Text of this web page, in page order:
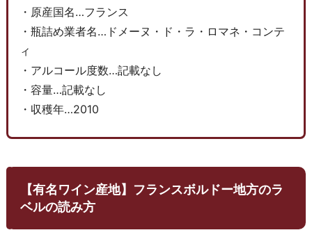
・原産国名…フランス
・瓶詰め業者名…ドメーヌ・ド・ラ・ロマネ・コンテ
ィ
・アルコール度数…記載なし
・容量…記載なし
・収穫年…2010
【有名ワイン産地】フランスボルドー地方のラ
ベルの読み方